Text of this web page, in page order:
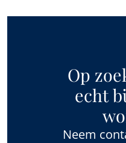
Op
echt
Neem